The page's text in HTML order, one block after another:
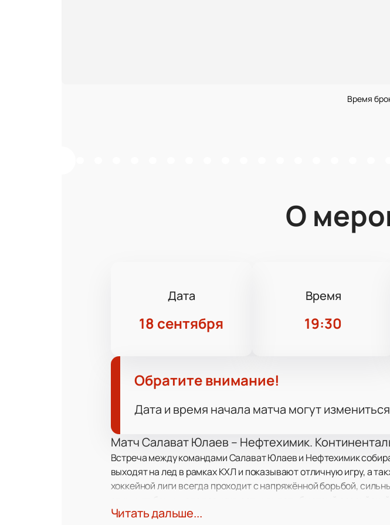
Время
О
Дата
18 сентября
Время
19:30
Обратите внимание!
Дата и время начала матча могут
Матч Салават Юлаев – Нефтехимик.
Встреча между командами Салават Юлаев и Нефтехимик
выходят на лед в рамках КХЛ и показывают отличную игру, а
хоккейной лиги всегда проходит с напряжённой борьбой,
праздника.
Читать дальше...